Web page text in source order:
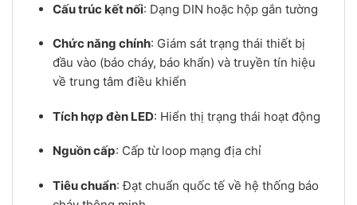
Cấu trúc kết nối: Dạng DIN hoặc hộp gắn tường
Chức năng chính: Giám sát trạng thái thiết bị
đầu vào (báo cháy, báo khẩn) và truyền tín hiệu
về trung tâm điều khiển
Tích hợp đèn LED: Hiển thị trạng thái hoạt động
Nguồn cấp: Cấp từ loop mạng địa chỉ
Tiêu chuẩn: Đạt chuẩn quốc tế về hệ thống báo